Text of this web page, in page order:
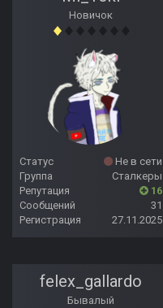
Новичок
Статус
Не в сети
Группа
Сталкеры
Репутация
16
Сообщений
31
Регистрация
27.11.2025
felex_gallardo
Бывалый